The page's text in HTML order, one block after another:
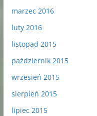
marzec 2016
luty 2016
listopad 2015
październik 2015
wrzesień 2015
sierpień 2015
lipiec 2015